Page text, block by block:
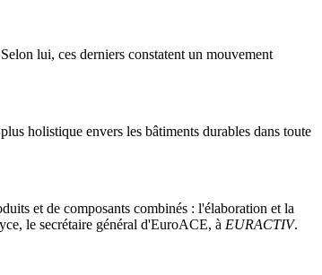
lui, ces derniers constatent un mouvement
holistique envers les bâtiments durables dans toute
et de composants combinés : l'élaboration et la
le secrétaire général d'EuroACE, à EURACTIV.